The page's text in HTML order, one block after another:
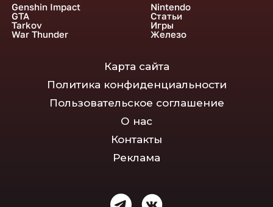
Genshin Impact
GTA
Tarkov
War Thunder
Nintendo
Статьи
Игры
Железо
Карта сайта
Политика конфиденциальности
Пользовательское соглашение
О нас
Контакты
Реклама